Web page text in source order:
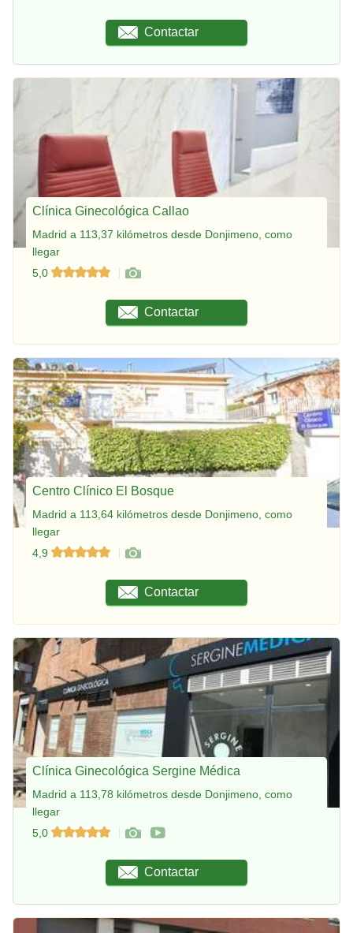
Contactar
Clínica Ginecológica Callao
Madrid a 113,37 kilómetros desde Donjimeno, como
llegar
5,0
Contactar
Centro Clínico El Bosque
Madrid a 113,64 kilómetros desde Donjimeno, como
llegar
4,9
Contactar
Clínica Ginecológica Sergine Médica
Madrid a 113,78 kilómetros desde Donjimeno, como
llegar
5,0
Contactar